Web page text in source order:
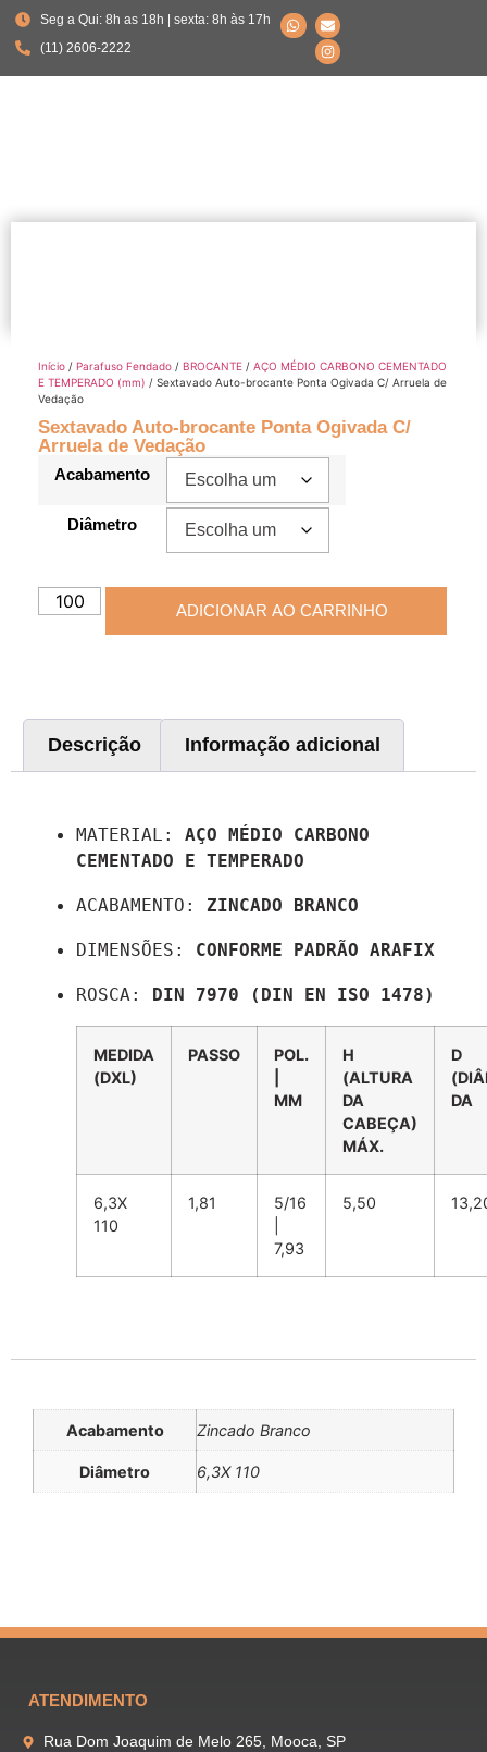
Seg a Qui: 8h as 18h | sexta: 8h às 17h
(11) 2606-2222
Início / Parafuso Fendado / BROCANTE / AÇO MÉDIO CARBONO CEMENTADO
E TEMPERADO (mm) / Sextavado Auto-brocante Ponta Ogivada C/ Arruela de
Vedação
Sextavado Auto-brocante Ponta Ogivada C/
Arruela de Vedação
Acabamento
Diâmetro
ADICIONAR AO CARRINHO
Descrição Informação adicional
MATERIAL: AÇO MÉDIO CARBONO
CEMENTADO E TEMPERADO
ACABAMENTO: ZINCADO BRANCO
DIMENSÕES: CONFORME PADRÃO ARAFIX
ROSCA:
MEDIDA
(DXL)
PASSO
POL.
MM
H
(ALTURA
DA
CABEÇA)
MÁX.
D
DA
6,3X
110
1,81
5/16
7,93
5,50
Acabamento Zincado Branco
Diâmetro 6,3X 110
ATENDIMENTO
Rua Dom Joaquim de Melo 265, Mooca, SP